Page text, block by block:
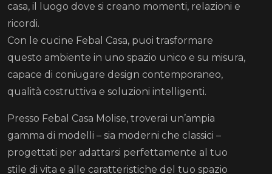
casa, il luogo dove si creano momenti, relazioni e
ricordi.
Con le cucine Febal Casa, puoi trasformare
questo ambiente in uno spazio unico e su misura,
capace di coniugare design contemporaneo,
qualità costruttiva e soluzioni intelligenti.
Presso Febal Casa Molise, troverai un’ampia
gamma di modelli – sia moderni che classici –
progettati per adattarsi perfettamente al tuo
stile di vita e alle caratteristiche del tuo spazio